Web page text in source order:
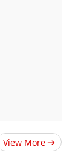
View More